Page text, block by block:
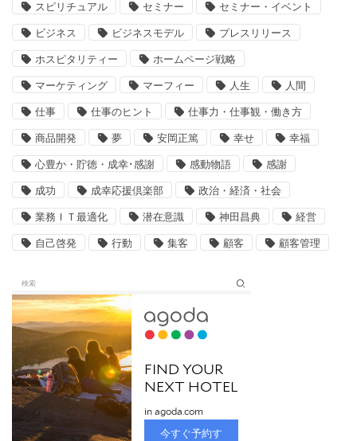
スピリチュアル セミナー セミナー・イベント
ビジネス ビジネスモデル プレスリリース
ホスピタリティー ホームページ戦略
マーケティング マーフィー 人生 人間
仕事 仕事のヒント 仕事力・仕事観・働き方
商品開発 夢 安岡正篤 幸せ 幸福
心豊か・貯徳・成幸･感謝 感動物語 感謝
成功 成幸応援倶楽部 政治・経済・社会
業務ＩＴ最適化 潜在意識 神田昌典 経営
自己啓発 行動 集客 顧客 顧客管理